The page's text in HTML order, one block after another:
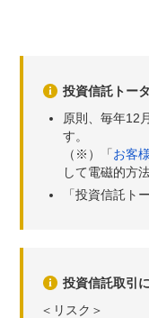
投資信託トー
原則、毎年12
す。
（※）「お客
して電磁的方
「投資信託ト
投資信託取引
＜リスク＞